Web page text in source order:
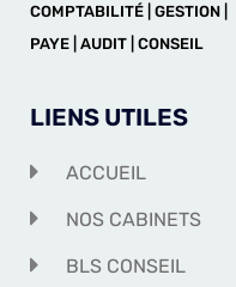
COMPTABILITÉ | GESTION |
PAYE | AUDIT | CONSEIL
LIENS UTILES
ACCUEIL
NOS CABINETS
BLS CONSEIL